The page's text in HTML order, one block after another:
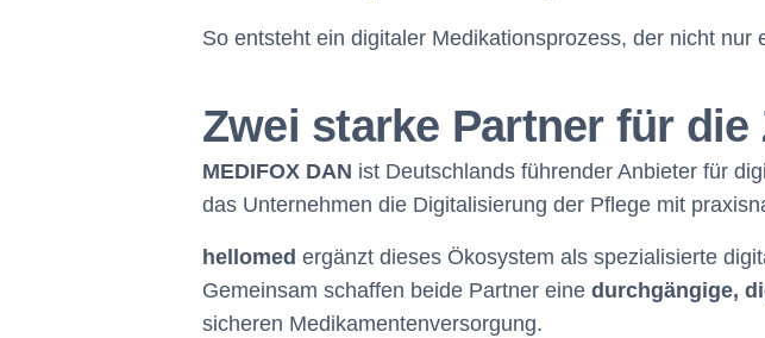
So entsteht ein digitaler Medikationsprozess, der nicht
Zwei starke Partner für
MEDIFOX DAN ist Deutschlands führender Anbieter für
das Unternehmen die Digitalisierung der Pflege mit
hellomed ergänzt dieses Ökosystem als spezialisierte
Gemeinsam schaffen beide Partner eine durchgängige,
sicheren Medikamentenversorgung.